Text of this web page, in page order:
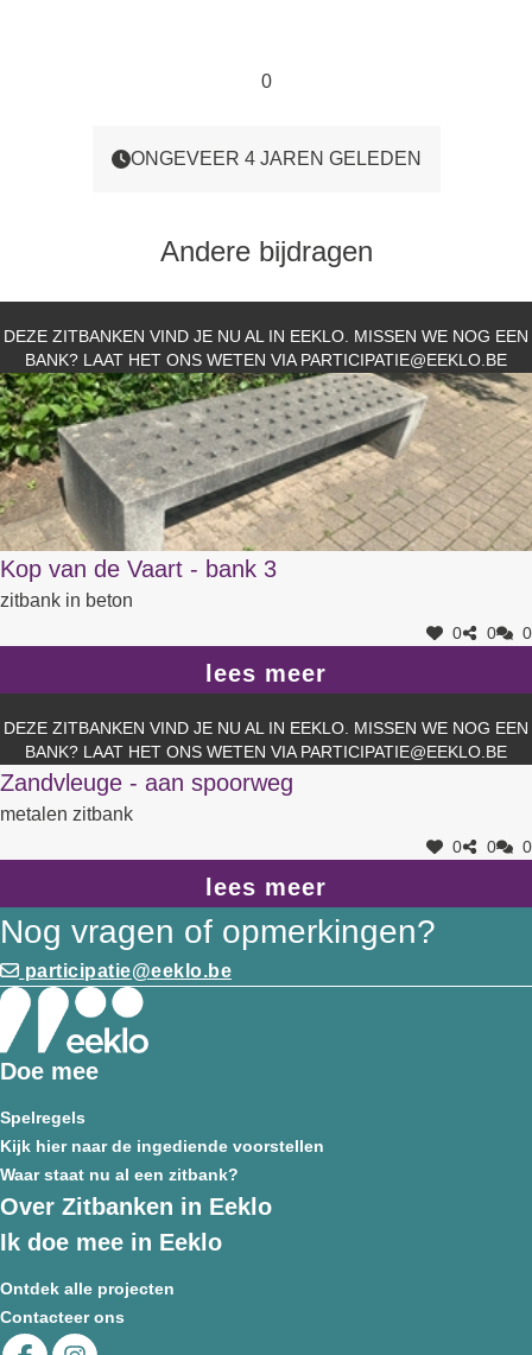
0
ONGEVEER 4 JAREN GELEDEN
Andere bijdragen
DEZE ZITBANKEN VIND JE NU AL IN EEKLO. MISSEN WE NOG EEN
BANK? LAAT HET ONS WETEN VIA PARTICIPATIE@EEKLO.BE
Kop van de Vaart - bank 3
zitbank in beton
0 0 0
lees meer
DEZE ZITBANKEN VIND JE NU AL IN EEKLO. MISSEN WE NOG EEN
BANK? LAAT HET ONS WETEN VIA PARTICIPATIE@EEKLO.BE
Zandvleuge - aan spoorweg
metalen zitbank
0 0 0
lees meer
Nog vragen of opmerkingen?
participatie@eeklo.be
Doe mee
Spelregels
Kijk hier naar de ingediende voorstellen
Waar staat nu al een zitbank?
Over Zitbanken in Eeklo
Ik doe mee in Eeklo
Ontdek alle projecten
Contacteer ons